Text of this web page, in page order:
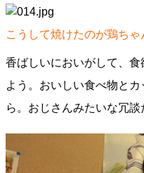
こうして焼けたのが鶏ち
香ばしいにおいがして、
よう。おいしい食べ物と
ら。おじさんみたいな冗談